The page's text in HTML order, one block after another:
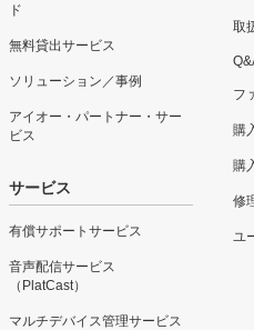
ド
無料貸出サービス
ソリューション／事例
アイオー・パートナー・サー
ビス
サービス
有償サポートサービス
音声配信サービス
（PlatCast）
マルチデバイス管理サービス
取
フ
購
購
修
ユ